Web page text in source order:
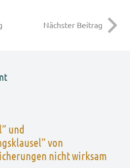
Nächster Beitrag
und
von
nicht wirksam